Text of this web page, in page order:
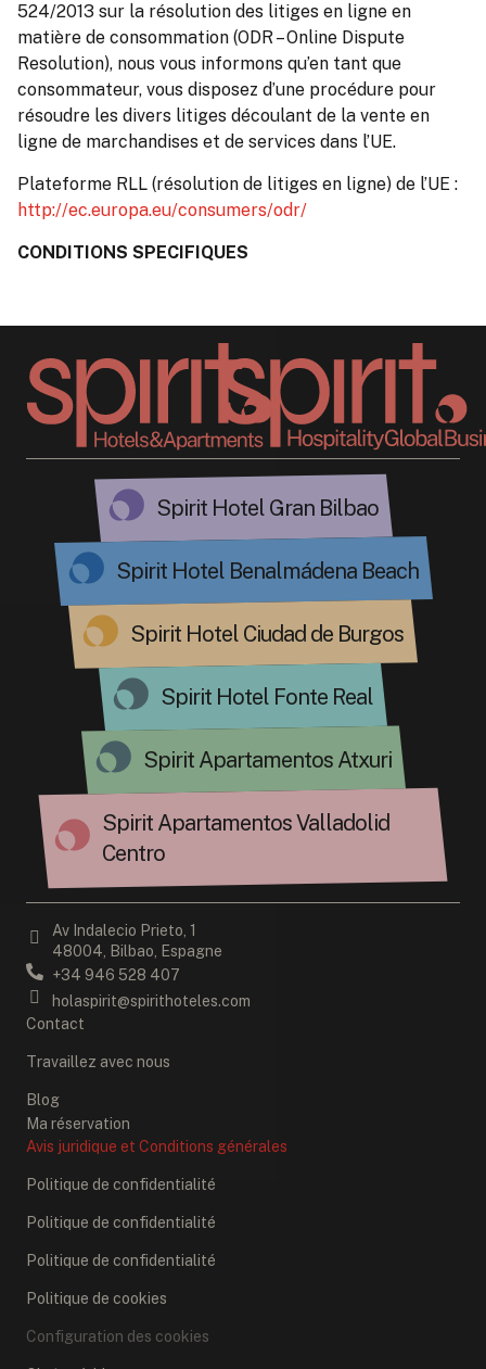
524/2013 sur la résolution des litiges en ligne en
matière de consommation (ODR – Online Dispute
Resolution), nous vous informons qu’en tant que
consommateur, vous disposez d’une procédure pour
résoudre les divers litiges découlant de la vente en
ligne de marchandises et de services dans l’UE.
Plateforme RLL (résolution de litiges en ligne) de l’UE :
http://ec.europa.eu/consumers/odr/
CONDITIONS SPECIFIQUES
Spirit Hotel Gran Bilbao
Spirit Hotel Benalmádena Beach
Spirit Hotel Ciudad de Burgos
Spirit Hotel Fonte Real
Spirit Apartamentos Atxuri
Spirit Apartamentos Valladolid
Centro
Av Indalecio Prieto, 1
48004, Bilbao, Espagne
+34 946 528 407
holaspirit@spirithoteles.com
Contact
Travaillez avec nous
Blog
Ma réservation
Avis juridique et Conditions générales
Politique de confidentialité
Politique de confidentialité
Politique de confidentialité
Politique de cookies
Configuration des cookies